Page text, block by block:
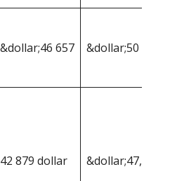
&dollar;46 657 &dollar;50 407
42 879 dollar &dollar;47,110